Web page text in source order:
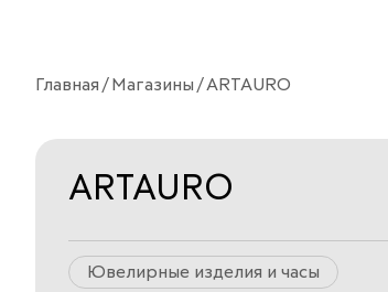
Главная Магазины ARTAURO
ARTAURO
Ювелирные изделия и часы